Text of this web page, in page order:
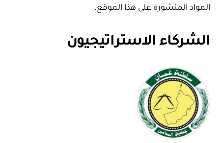
المواد المنشورة على هذا الموقع.
الشركاء الاستراتيجيون